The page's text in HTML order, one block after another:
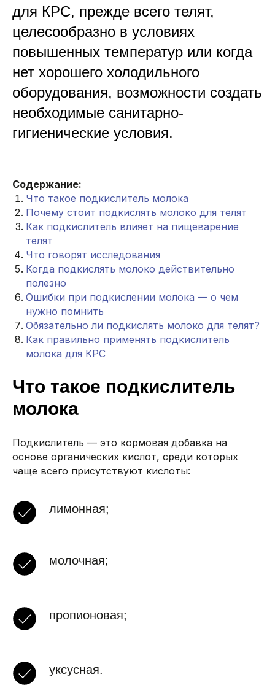
для КРС, прежде всего телят,
целесообразно в условиях
повышенных температур или когда
нет хорошего холодильного
оборудования, возможности создать
необходимые санитарно-
гигиенические условия.
Содержание:
Что такое подкислитель молока
Почему стоит подкислять молоко для телят
Как подкислитель влияет на пищеварение
телят
Что говорят исследования
Когда подкислять молоко действительно
полезно
Ошибки при подкислении молока — о чем
нужно помнить
Обязательно ли подкислять молоко для телят?
Как правильно применять подкислитель
молока для КРС
Что такое подкислитель
молока
Подкислитель — это кормовая добавка на
основе органических кислот, среди которых
чаще всего присутствуют кислоты:
лимонная;
молочная;
пропионовая;
уксусная.